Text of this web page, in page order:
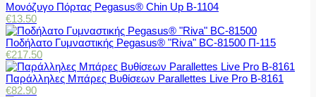
Μονόζυγο Πόρτας Pegasus® Chin Up Β-1104
€13.50
Ποδήλατο Γυμναστικής Pegasus® "Riva" BC-81500 Π-115
€217.50
Παράλληλες Μπάρες Βυθίσεων Parallettes Live Pro Β-8161
€82.90